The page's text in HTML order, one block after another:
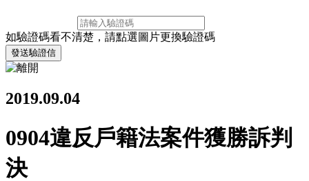
如驗證碼看不清楚，請點選圖片更換驗證碼
發送驗證信
2019.09.04
0904違反戶籍法案件獲勝訴判
決